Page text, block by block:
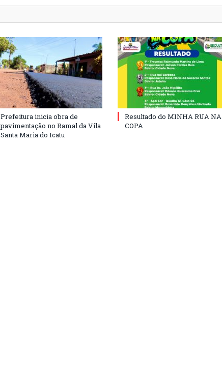
Prefeitura inicia obra de
pavimentação no Ramal da Vila
Santa Maria do Icatu
Resultado do MINHA RUA NA
COPA